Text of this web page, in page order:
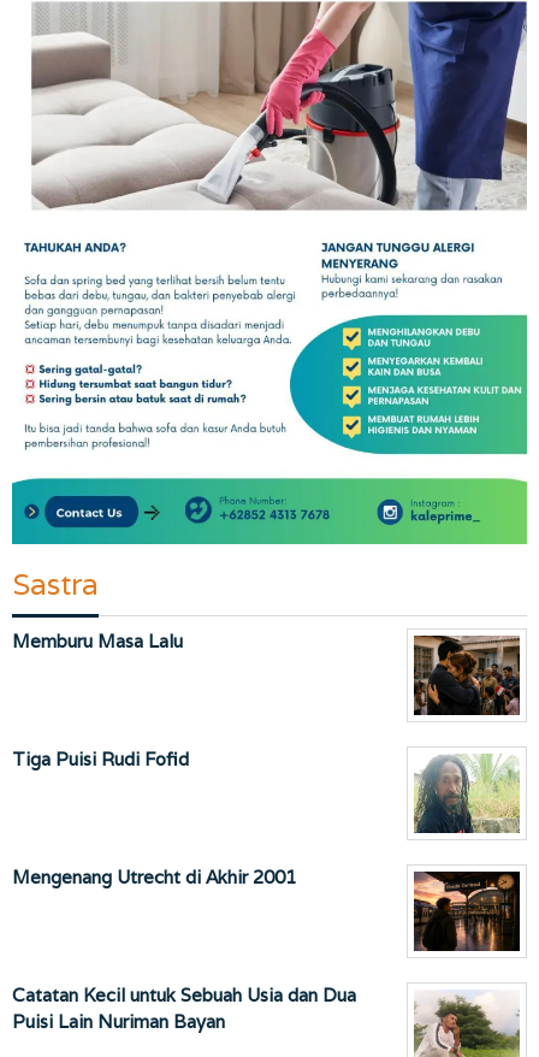
Sastra
Memburu Masa Lalu
Tiga Puisi Rudi Fofid
Mengenang Utrecht di Akhir 2001
Catatan Kecil untuk Sebuah Usia dan Dua
Puisi Lain Nuriman Bayan